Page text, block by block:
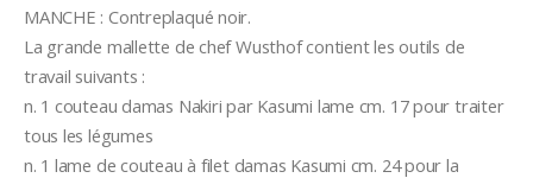
MANCHE : Contreplaqué noir.
La grande mallette de chef Wusthof contient les outils de
travail suivants :
n. 1 couteau damas Nakiri par Kasumi lame cm. 17 pour traiter
tous les légumes
n. 1 lame de couteau à filet damas Kasumi cm. 24 pour la